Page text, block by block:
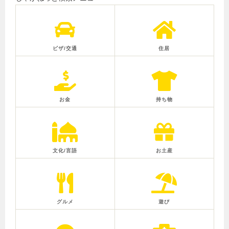
ビザ/交通 住居
お金 持ち物
文化/言語 お土産
グルメ 遊び